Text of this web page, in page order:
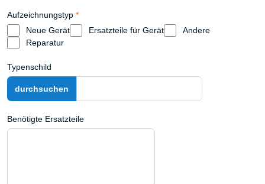
Aufzeichnungstyp *
Neue Gerät
Ersatzteile für Gerät
Andere
Reparatur
Typenschild
Benötigte Ersatzteile